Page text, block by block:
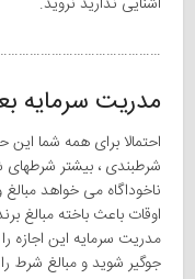
مدریت سرمایه
احتمالا برای همه شما
شرطبندی ، بیشتر شرطهای
ناخوداگاه می خواهد مبالغ
اوقات باعث باخته مبالغ
مدریت سرمایه این اجازه
جوگیر شوید و مبالغ شرط را